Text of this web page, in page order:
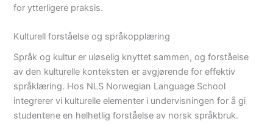
for ytterligere praksis.
Kulturell forståelse og språkopplæring
Språk og kultur er uløselig knyttet sammen, og forståelse
av den kulturelle konteksten er avgjørende for effektiv
språklæring. Hos NLS Norwegian Language School
integrerer vi kulturelle elementer i undervisningen for å gi
studentene en helhetlig forståelse av norsk språkbruk.